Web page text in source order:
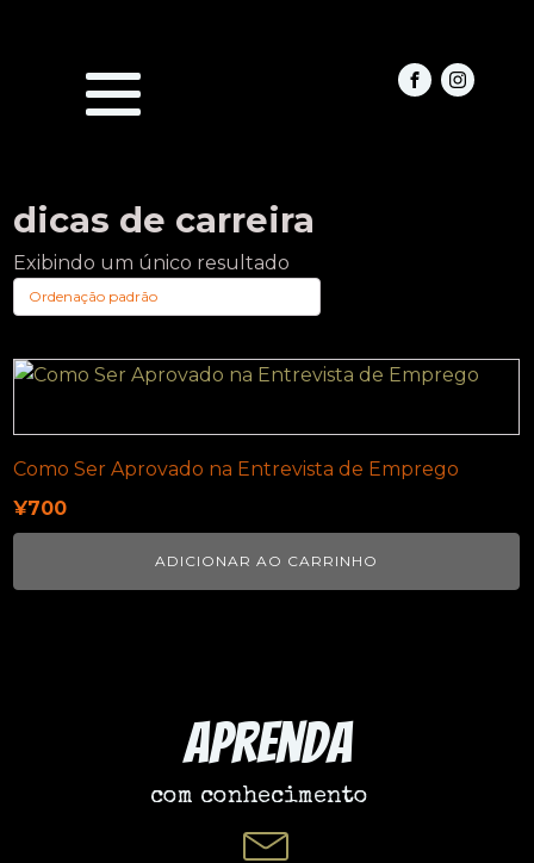
dicas de carreira
Exibindo um único resultado
Como Ser Aprovado na Entrevista de Emprego
¥700
ADICIONAR AO CARRINHO
Aprenda
com conhecimento